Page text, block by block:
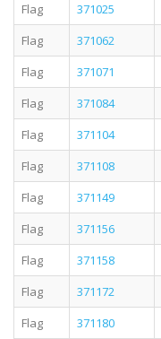
Flag
371025
Flag
371062
Flag
371071
Flag
371084
Flag
371104
Flag
371108
Flag
371149
Flag
371156
Flag
371158
Flag
371172
Flag
371180